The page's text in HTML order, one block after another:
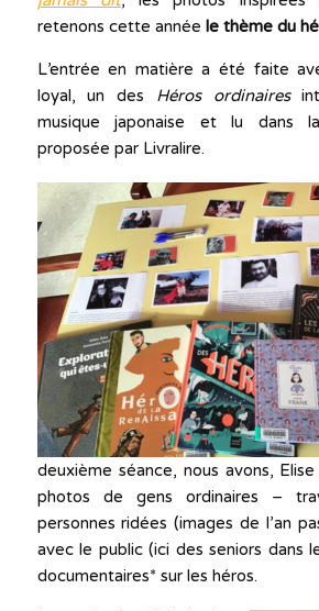
retenons cette année le thème du
L’entrée en matière a été faite
loyal, un des Héros ordinaires
musique japonaise et lu dans
proposée par Livralire.
deuxième séance, nous avons,
photos de gens ordinaires –
personnes ridées (images de l’an
avec le public (ici des seniors dans
documentaires* sur les héros.